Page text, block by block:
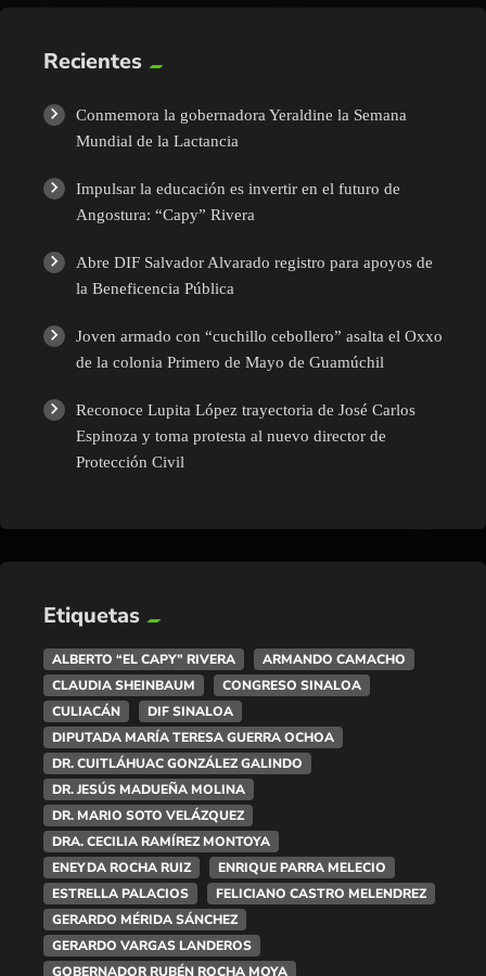
Recientes
Conmemora la gobernadora Yeraldine la Semana
Mundial de la Lactancia
Impulsar la educación es invertir en el futuro de
Angostura: “Capy” Rivera
Abre DIF Salvador Alvarado registro para apoyos de
la Beneficencia Pública
Joven armado con “cuchillo cebollero” asalta el Oxxo
de la colonia Primero de Mayo de Guamúchil
Reconoce Lupita López trayectoria de José Carlos
Espinoza y toma protesta al nuevo director de
Protección Civil
Etiquetas
ALBERTO “EL CAPY” RIVERA
ARMANDO CAMACHO
CLAUDIA SHEINBAUM
CONGRESO SINALOA
CULIACÁN
DIF SINALOA
DIPUTADA MARÍA TERESA GUERRA OCHOA
DR. CUITLÁHUAC GONZÁLEZ GALINDO
DR. JESÚS MADUEÑA MOLINA
DR. MARIO SOTO VELÁZQUEZ
DRA. CECILIA RAMÍREZ MONTOYA
ENEYDA ROCHA RUIZ
ENRIQUE PARRA MELECIO
ESTRELLA PALACIOS
FELICIANO CASTRO MELENDREZ
GERARDO MÉRIDA SÁNCHEZ
GERARDO VARGAS LANDEROS
GOBERNADOR RUBÉN ROCHA MOYA